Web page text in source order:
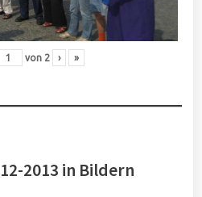
von 2 › »
2013 in Bildern